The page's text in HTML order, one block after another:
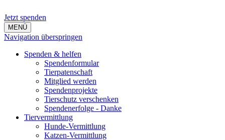
Jetzt spenden
MENÜ
Navigation überspringen
Spenden & helfen
Spendenformular
Tierpatenschaft
Mitglied werden
Spendenprojekte
Tierschutz verschenken
Spendenerfolge - Danke
Tiervermittlung
Hunde-Vermittlung
Katzen-Vermittlung